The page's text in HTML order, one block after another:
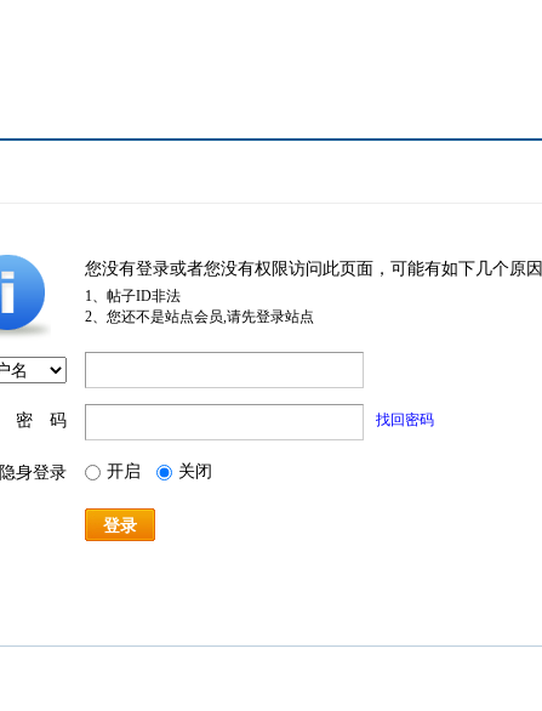
您没有登录或者您没有权限访问此页面，可能有如下几个原因
1、帖子ID非法
2、您还不是站点会员,请先登录站点
密 码 找回密码
隐身登录 开启 关闭
登录